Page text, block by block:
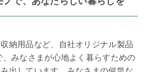
納用品など、自社オリジナル製品
みなさまが心地よく暮らすための